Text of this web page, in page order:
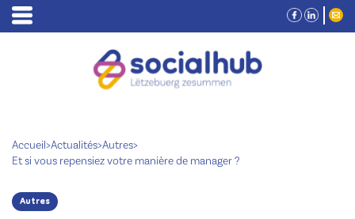
Accueil>Actualités>Autres>
Et si vous repensiez votre manière de manager ?
Autres